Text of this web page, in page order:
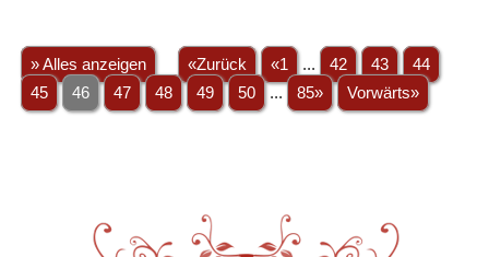
» Alles anzeigen «Zurück «1 ... 42 43
44
45
46 47 48 49 50 ... 85» Vorwärts»